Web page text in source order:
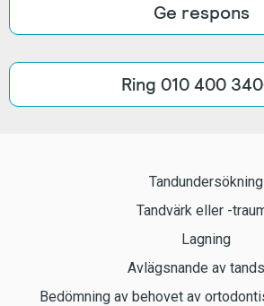
Ge respons
Ring 010 400
Tandundersökning
Tandvärk eller -
Lagning
Avlägsnande av
Bedömning av behovet av